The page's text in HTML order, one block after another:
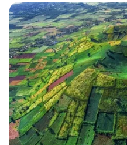
hoặc Tân Sơn Nhất.
ưu tiên sự ổn định,
đáo.
Vietjet Air:Là lựa
chăng, Vietjet Air
khuyến mãi hấp dẫn.
TP. Hồ Chí Minh
cho những ai tìm kiếm